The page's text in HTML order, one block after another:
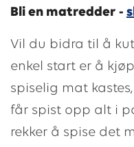
Bli en matredder -
Vil du bidra til å
enkel start er å
spiselig mat
får spist opp alt i
rekker å spise det